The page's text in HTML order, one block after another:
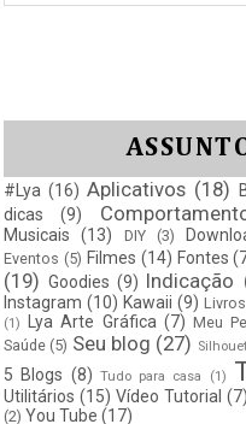
#Lya (16) Aplicativos (18)
dicas
(9)
Musicais
(13) DIY (3)
Eventos (5) Filmes (14) Fontes
(19) Goodies (9) Indicação
Instagram (10) Kawaii (9) Livros
(1)
Lya Arte Gráfica (7) Meu
Saúde (5) Seu blog (27)
5 Blogs (8) Tudo para casa (1)
Utilitários (15) Vídeo Tutorial (7)
(2) You Tube (17)